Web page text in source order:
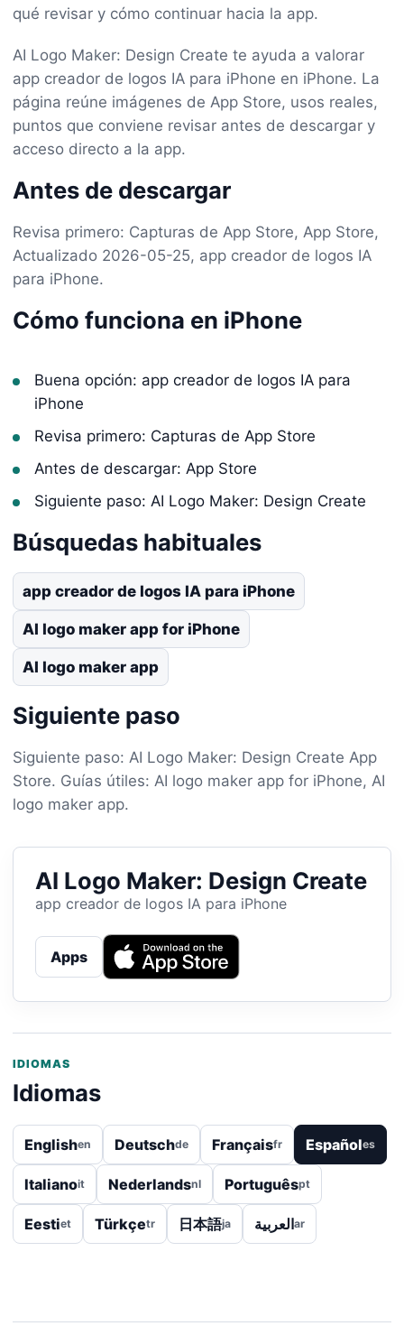
qué revisar y cómo continuar hacia la app.
AI Logo Maker: Design Create te ayuda a valorar
app creador de logos IA para iPhone en iPhone. La
página reúne imágenes de App Store, usos reales,
puntos que conviene revisar antes de descargar y
acceso directo a la app.
Antes de descargar
Revisa primero: Capturas de App Store, App Store,
Actualizado 2026-05-25, app creador de logos IA
para iPhone.
Cómo funciona en iPhone
Buena opción: app creador de logos IA para
iPhone
Revisa primero: Capturas de App Store
Antes de descargar: App Store
Siguiente paso: AI Logo Maker: Design Create
Búsquedas habituales
app creador de logos IA para iPhone
AI logo maker app for iPhone
AI logo maker app
Siguiente paso
Siguiente paso: AI Logo Maker: Design Create App
Store. Guías útiles: AI logo maker app for iPhone, AI
logo maker app.
AI Logo Maker: Design Create
app creador de logos IA para iPhone
Apps
IDIOMAS
Idiomas
Englishen Deutschde Françaisfr Españoles
Italianoit Nederlandsnl Portuguêspt
Eestiet Türkçetr 日本語ja العربيةar